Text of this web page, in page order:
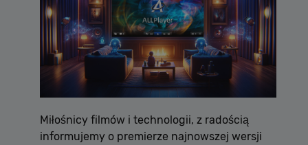
Miłośnicy filmów i technologii, z radością
informujemy o premierze najnowszej wersji